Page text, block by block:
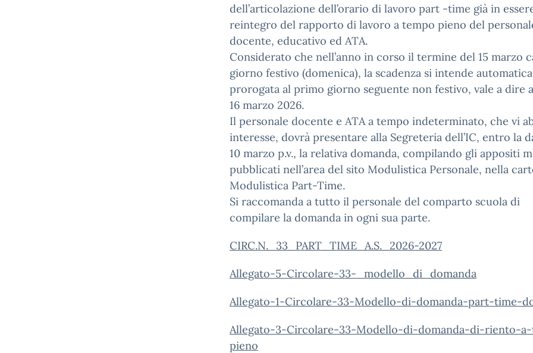
dell’articolazione dell’orario di lavoro part -time già in
reintegro del rapporto di lavoro a tempo pieno del
docente, educativo ed ATA.
Considerato che nell’anno in corso il termine del 15 marzo
giorno festivo (domenica), la scadenza si intende
prorogata al primo giorno seguente non festivo, vale a dire
16 marzo 2026.
Il personale docente e ATA a tempo indeterminato, che vi
interesse, dovrà presentare alla Segreteria dell’IC, entro la
10 marzo p.v., la relativa domanda, compilando gli appositi
pubblicati nell’area del sito Modulistica Personale, nella
Modulistica Part-Time.
Si raccomanda a tutto il personale del comparto scuola di
compilare la domanda in ogni sua parte.
CIRC.N._33_PART_TIME_A.S._2026-2027
Allegato-5-Circolare-33-_modello_di_domanda
Allegato-1-Circolare-33-Modello-di-domanda-part-time-
Allegato-3-Circolare-33-Modello-di-domanda-di-riento-
pieno